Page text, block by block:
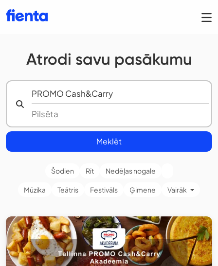
Atrodi savu pasākumu
Meklēt
Šodien Rīt Nedēļas nogale
Mūzika Teātris Festivāls Ģimene Vairāk